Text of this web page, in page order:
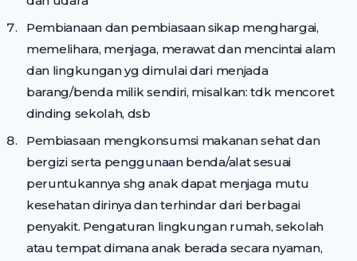
Pembianaan dan pembiasaan sikap menghargai,
memelihara, menjaga, merawat dan mencintai alam
dan lingkungan yg dimulai dari menjada
barang/benda milik sendiri, misalkan: tdk mencoret
dinding sekolah, dsb
Pembiasaan mengkonsumsi makanan sehat dan
bergizi serta penggunaan benda/alat sesuai
peruntukannya shg anak dapat menjaga mutu
kesehatan dirinya dan terhindar dari berbagai
penyakit. Pengaturan lingkungan rumah, sekolah
atau tempat dimana anak berada secara nyaman,